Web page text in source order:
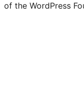
of the WordPress